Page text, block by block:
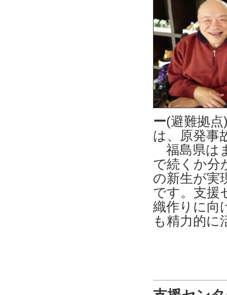
ー(避難拠
は、原発事
福島県は
で続くか分
の新生が実
です。支援
織作りに向
も精力的に